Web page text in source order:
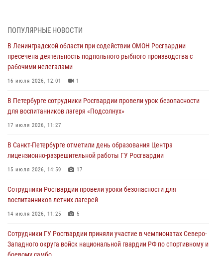
03 августа 2026, 10:15 1
Сотрудники ГУ Росгвардии приняли участие в чемпионатах Северо-
Западного округа войск национальной гвардии РФ по спортивному и
боевому самбо
03 августа 2026, 10:07
В Ленобласти сотрудники ОМОН Росгвардии оказали содействие
полиции в проведении профилактического мероприятия
03 августа 2026, 09:16
В Петербурге сотрудники Росгвардии обеспечили правопорядок в
День Воздушно-десантных войск
02 августа 2026, 19:30 10
Сотрудники Росгвардии на Пушкинской улице задержали двух
граждан, подозреваемых в попытке поджога одного из баров в
центре города
ПОПУЛЯРНЫЕ НОВОСТИ
В Ленинградской области при содействии ОМОН Росгвардии
пресечена деятельность подпольного рыбного производства с
рабочими-нелегалами
16 июля 2026, 12:01 1
В Петербурге сотрудники Росгвардии провели урок безопасности
для воспитанников лагеря «Подсолнух»
17 июля 2026, 11:27
В Санкт-Петербурге отметили день образования Центра
лицензионно-разрешительной работы ГУ Росгвардии
15 июля 2026, 14:59 17
Сотрудники Росгвардии провели уроки безопасности для
воспитанников летних лагерей
14 июля 2026, 11:25 5
Сотрудники ГУ Росгвардии приняли участие в чемпионатах Северо-
Западного округа войск национальной гвардии РФ по спортивному и
боевому самбо